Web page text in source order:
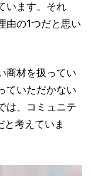
います。それ
由の1つだと思い
商材を扱ってい
ていただかない
は、コミュニテ
と考えていま